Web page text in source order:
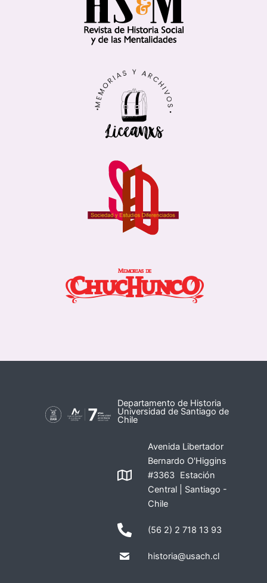
Departamento de Historia
Universidad de Santiago de
Chile
Avenida Libertador
Bernardo O'Higgins
#3363 Estación
Central | Santiago -
Chile
(56 2) 2 718 13 93
historia@usach.cl